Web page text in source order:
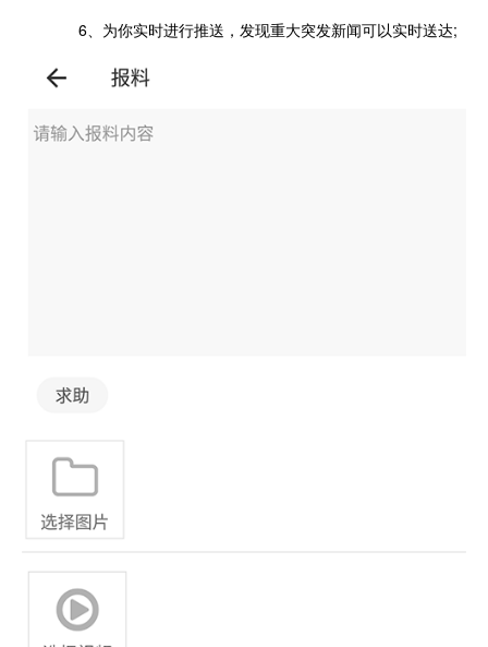
6、为你实时进行推送，发现重大突发新闻可以实时送达;